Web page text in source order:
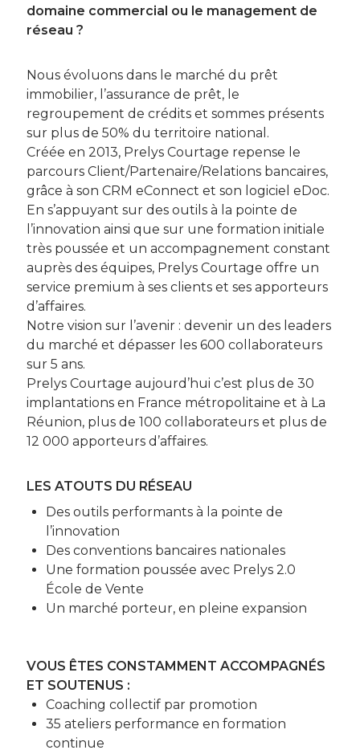
domaine commercial ou le management de
réseau ?
Nous évoluons dans le marché du prêt
immobilier, l’assurance de prêt, le
regroupement de crédits et sommes présents
sur plus de 50% du territoire national.
Créée en 2013, Prelys Courtage repense le
parcours Client/Partenaire/Relations bancaires,
grâce à son CRM eConnect et son logiciel eDoc.
En s’appuyant sur des outils à la pointe de
l’innovation ainsi que sur une formation initiale
très poussée et un accompagnement constant
auprès des équipes, Prelys Courtage offre un
service premium à ses clients et ses apporteurs
d’affaires.
Notre vision sur l’avenir : devenir un des leaders
du marché et dépasser les 600 collaborateurs
sur 5 ans.
Prelys Courtage aujourd’hui c’est plus de 30
implantations en France métropolitaine et à La
Réunion, plus de 100 collaborateurs et plus de
12 000 apporteurs d’affaires.
LES ATOUTS DU RÉSEAU
Des outils performants à la pointe de
l’innovation
Des conventions bancaires nationales
Une formation poussée avec Prelys 2.0
École de Vente
Un marché porteur, en pleine expansion
VOUS ÊTES CONSTAMMENT ACCOMPAGNÉS
ET SOUTENUS :
Coaching collectif par promotion
35 ateliers performance en formation
continue